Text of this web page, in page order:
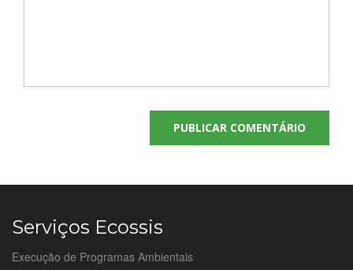
Serviços Ecossis
Execução de Programas Ambientais